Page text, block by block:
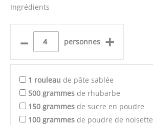
Ingrédients
– personnes +
1 rouleau de pâte sablée
500 grammes de rhubarbe
150 grammes de sucre en poudre
100 grammes de poudre de noisette